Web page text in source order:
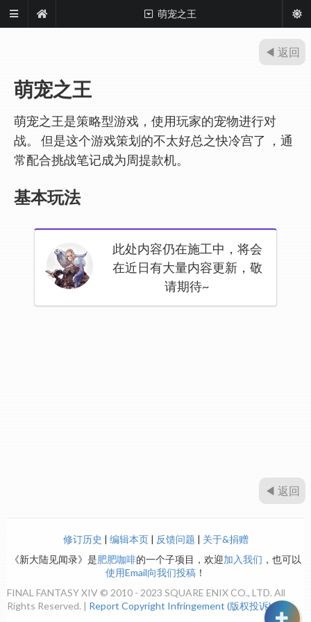
萌宠之王
◀ 返回
萌宠之王
萌宠之王是策略型游戏，使用玩家的宠物进行对
战。 但是这个游戏策划的不太好总之快冷宫了 ，通
常配合挑战笔记成为周提款机。
基本玩法
此处内容仍在施工中，将会
在近日有大量内容更新，敬
请期待~
◀ 返回
修订历史 | 编辑本页 | 反馈问题 | 关于&捐赠
《新大陆见闻录》是肥肥咖啡的一个子项目，欢迎加入我们 ，也可以
使用Email向我们投稿 ！
FINAL FANTASY XIV © 2010 - 2023 SQUARE ENIX CO., LTD. All
Rights Reserved. | Report Copyright Infringement (版权投诉)